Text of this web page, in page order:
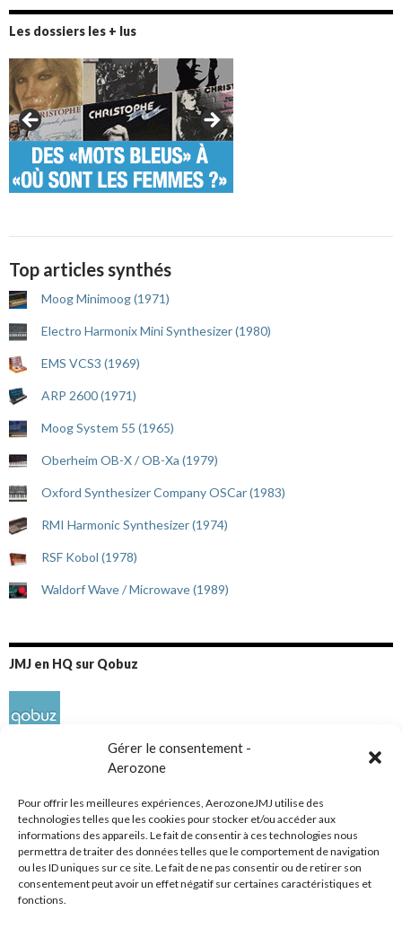
Gérer le consentement -
Aerozone
Pour offrir les meilleures expériences, AerozoneJMJ utilise des
technologies telles que les cookies pour stocker et/ou accéder aux
informations des appareils. Le fait de consentir à ces technologies nous
permettra de traiter des données telles que le comportement de navigation
ou les ID uniques sur ce site. Le fait de ne pas consentir ou de retirer son
consentement peut avoir un effet négatif sur certaines caractéristiques et
fonctions.
Les dossiers les + lus
Top articles synthés
Moog Minimoog (1971)
Electro Harmonix Mini Synthesizer (1980)
EMS VCS3 (1969)
ARP 2600 (1971)
Moog System 55 (1965)
Oberheim OB-X / OB-Xa (1979)
Oxford Synthesizer Company OSCar (1983)
RMI Harmonic Synthesizer (1974)
RSF Kobol (1978)
Waldorf Wave / Microwave (1989)
JMJ en HQ sur Qobuz
Réseaux sociaux